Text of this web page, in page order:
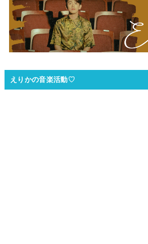
えりかの音楽活動♡